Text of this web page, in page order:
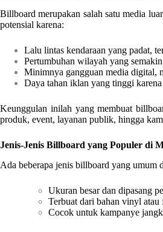
Billboard merupakan salah satu media
potensial karena:
Lalu lintas kendaraan yang padat,
Pertumbuhan wilayah yang
Minimnya gangguan media digital,
Daya tahan iklan yang tinggi
Keunggulan inilah yang membuat
produk, event, layanan publik, hingga
Jenis-Jenis Billboard yang Populer di
Ada beberapa jenis billboard yang umum
Ukuran besar dan dipasang
Terbuat dari bahan vinyl
Cocok untuk kampanye